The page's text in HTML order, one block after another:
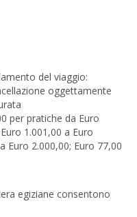
del viaggio:
oggettamente
per pratiche da Euro
1.001,00 a Euro
Euro 2.000,00; Euro 77,00
egiziane consentono